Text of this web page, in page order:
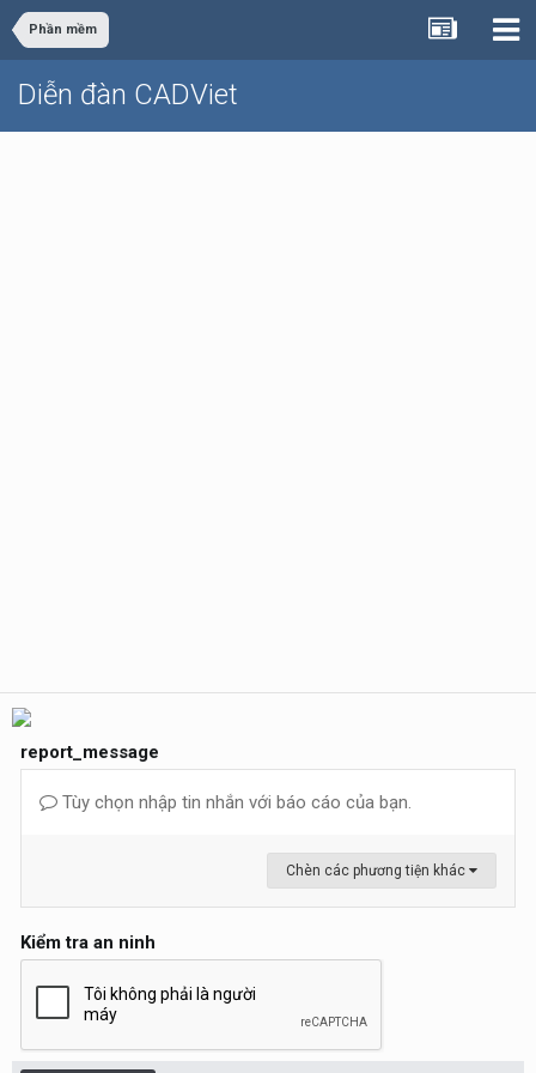
Phần mềm
Diễn đàn CADViet
report_message
Tùy chọn nhập tin nhắn với báo cáo của bạn.
Chèn các phương tiện khác
Kiểm tra an ninh